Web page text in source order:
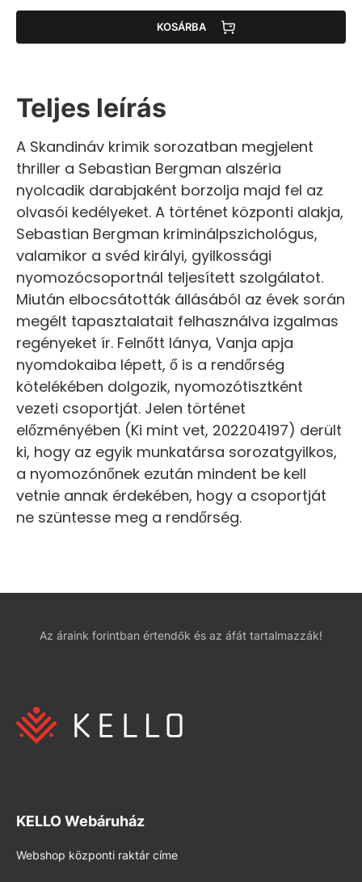
KOSÁRBA
Teljes leírás
A Skandináv krimik sorozatban megjelent
thriller a Sebastian Bergman alszéria
nyolcadik darabjaként borzolja majd fel az
olvasói kedélyeket. A történet központi alakja,
Sebastian Bergman kriminálpszichológus,
valamikor a svéd királyi, gyilkossági
nyomozócsoportnál teljesített szolgálatot.
Miután elbocsátották állásából az évek során
megélt tapasztalatait felhasználva izgalmas
regényeket ír. Felnőtt lánya, Vanja apja
nyomdokaiba lépett, ő is a rendőrség
kötelékében dolgozik, nyomozótisztként
vezeti csoportját. Jelen történet
előzményében (Ki mint vet, 202204197) derült
ki, hogy az egyik munkatársa sorozatgyilkos,
a nyomozónőnek ezután mindent be kell
vetnie annak érdekében, hogy a csoportját
ne szüntesse meg a rendőrség.
Az áraink forintban értendők és az áfát tartalmazzák!
KELLO Webáruház
Webshop központi raktár címe